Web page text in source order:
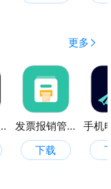
更多
公模板 发票报销管家
下载